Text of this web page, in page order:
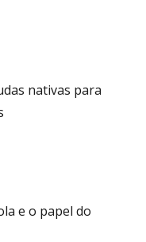
nativas para
e o papel do